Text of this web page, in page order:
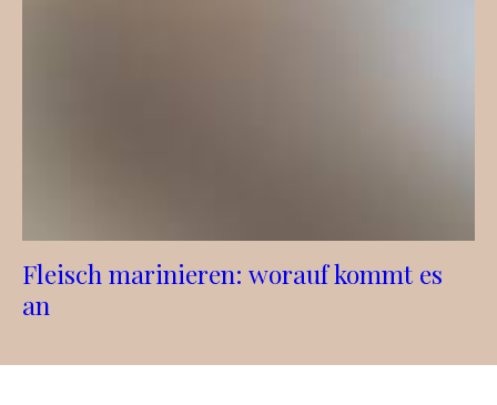
Fleisch marinieren: worauf kommt es
an